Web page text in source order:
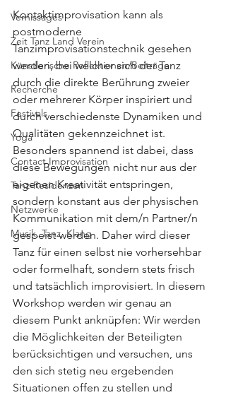
Vernissages
Zeit Tanz Land Verein
Künstlerische Reflektionen/Beiträge
Recherche
Festivals
Yoga
Contact Improvisation
Tanz-Residenzen
Netzwerke
Musik, Tanz, Klang
Kontaktimprovisation kann als
postmoderne
Tanzimprovisationstechnik gesehen
werden, bei welcher sich der Tanz
durch die direkte Berührung zweier
oder mehrerer Körper inspiriert und
durch verschiedenste Dynamiken und
Qualitäten gekennzeichnet ist.
Besonders spannend ist dabei, dass
diese Bewegungen nicht nur aus der
eigenen Kreativität entspringen,
sondern konstant aus der physischen
Kommunikation mit dem/n Partner/n
gespeist werden. Daher wird dieser
Tanz für einen selbst nie vorhersehbar
oder formelhaft, sondern stets frisch
und tatsächlich improvisiert. In diesem
Workshop werden wir genau an
diesem Punkt anknüpfen: Wir werden
die Möglichkeiten der Beteiligten
berücksichtigen und versuchen, uns
den sich stetig neu ergebenden
Situationen offen zu stellen und